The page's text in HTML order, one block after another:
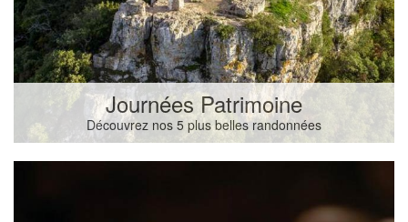
Journées Patrimoine
Découvrez nos 5 plus belles randonnées